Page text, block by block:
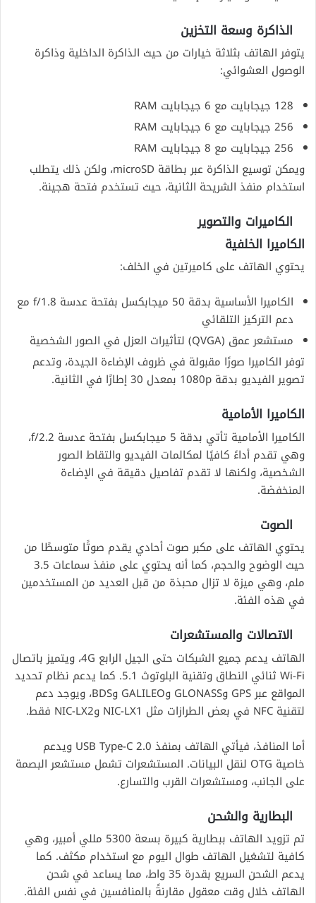
الذاكرة وسعة التخزين
يتوفر الهاتف بثلاثة خيارات من حيث الذاكرة الداخلية وذاكرة
الوصول العشوائي:
128 جيجابايت مع 6 جيجابايت RAM
256 جيجابايت مع 6 جيجابايت RAM
256 جيجابايت مع 8 جيجابايت RAM
ويمكن توسيع الذاكرة عبر بطاقة microSD، ولكن ذلك يتطلب
استخدام منفذ الشريحة الثانية، حيث تستخدم فتحة هجينة.
الكاميرات والتصوير
الكاميرا الخلفية
يحتوي الهاتف على كاميرتين في الخلف:
الكاميرا الأساسية بدقة 50 ميجابكسل بفتحة عدسة f/1.8 مع
دعم التركيز التلقائي
مستشعر عمق (QVGA) لتأثيرات العزل في الصور الشخصية
توفر الكاميرا صورًا مقبولة في ظروف الإضاءة الجيدة، وتدعم
تصوير الفيديو بدقة 1080p بمعدل 30 إطارًا في الثانية.
الكاميرا الأمامية
الكاميرا الأمامية تأتي بدقة 5 ميجابكسل بفتحة عدسة f/2.2،
وهي تقدم أداءً كافيًا لمكالمات الفيديو والتقاط الصور
الشخصية، ولكنها لا تقدم تفاصيل دقيقة في الإضاءة
المنخفضة.
الصوت
يحتوي الهاتف على مكبر صوت أحادي يقدم صوتًا متوسطًا من
حيث الوضوح والحجم، كما أنه يحتوي على منفذ سماعات 3.5
ملم، وهي ميزة لا تزال محبذة من قبل العديد من المستخدمين
في هذه الفئة.
الاتصالات والمستشعرات
الهاتف يدعم جميع الشبكات حتى الجيل الرابع 4G، ويتميز باتصال
Wi-Fi ثنائي النطاق وتقنية البلوتوث 5.1. كما يدعم نظام تحديد
المواقع عبر GPS وGLONASS وGALILEO وBDS، ويوجد دعم
لتقنية NFC في بعض الطرازات مثل NIC-LX1 وNIC-LX2 فقط.
أما المنافذ، فيأتي الهاتف بمنفذ USB Type-C 2.0 ويدعم
خاصية OTG لنقل البيانات. المستشعرات تشمل مستشعر البصمة
على الجانب، ومستشعرات القرب والتسارع.
البطارية والشحن
تم تزويد الهاتف ببطارية كبيرة بسعة 5300 مللي أمبير، وهي
كافية لتشغيل الهاتف طوال اليوم مع استخدام مكثف. كما
يدعم الشحن السريع بقدرة 35 واط، مما يساعد في شحن
الهاتف خلال وقت معقول مقارنةً بالمنافسين في نفس الفئة.